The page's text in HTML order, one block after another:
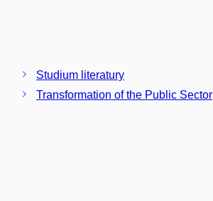
Studium literatury
Transformation of the Public Sector